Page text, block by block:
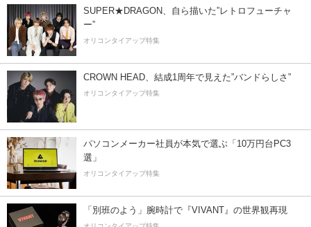
SUPER★DRAGON、自ら描いた”レトロフューチャ
ー”
オリコンタイアップ特集
CROWN HEAD、結成1周年で見えた”バンドらしさ”
オリコンタイアップ特集
パソコンメーカー社員が本気で選ぶ「10万円台PC3
選」
オリコンタイアップ特集
「別班のよう」腕時計で『VIVANT』の世界観再現